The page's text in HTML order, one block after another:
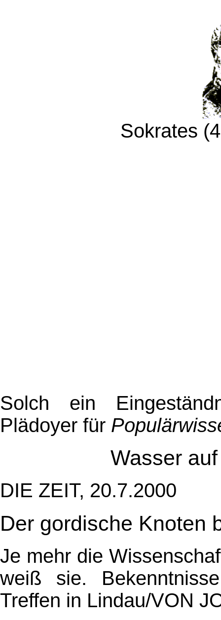
Sokrates
Solch ein
Plädoyer für
Wasser
DIE ZEIT, 20.7.2000
Der gordische Knoten
Je mehr die
weiß sie.
Treffen in Lindau/VON